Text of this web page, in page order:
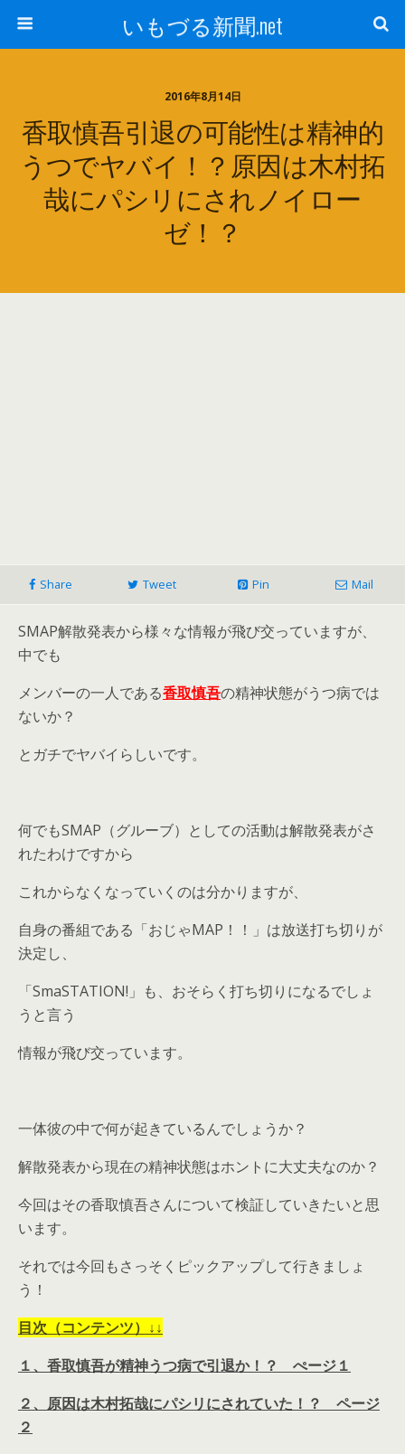
いもづる新聞.net
2016年8月14日
香取慎吾引退の可能性は精神的
うつでヤバイ！？原因は木村拓
哉にパシリにされノイロー
ゼ！？
Share Tweet Pin Mail
SMAP解散発表から様々な情報が飛び交っていますが、
中でも
メンバーの一人である香取慎吾の精神状態がうつ病では
ないか？
とガチでヤバイらしいです。
何でもSMAP（グルーブ）としての活動は解散発表がさ
れたわけですから
これからなくなっていくのは分かりますが、
自身の番組である「おじゃMAP！！」は放送打ち切りが
決定し、
「SmaSTATION!」も、おそらく打ち切りになるでしょ
うと言う
情報が飛び交っています。
一体彼の中で何が起きているんでしょうか？
解散発表から現在の精神状態はホントに大丈夫なのか？
今回はその香取慎吾さんについて検証していきたいと思
います。
それでは今回もさっそくピックアップして行きましょ
う！
目次（コンテンツ）↓↓
１、香取慎吾が精神うつ病で引退か！？ ぺージ１
２、原因は木村拓哉にパシリにされていた！？ ページ
２